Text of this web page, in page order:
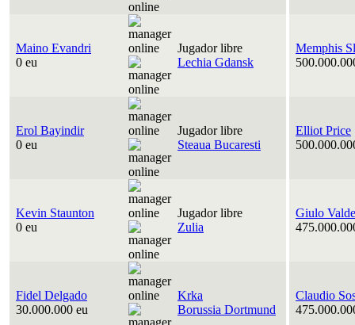
Maino Evandri
0 eu
Jugador libre
Lechia Gdansk
Memphis
Erol Bayindir
0 eu
Jugador libre
Steaua Bucaresti
Elliot Price
Kevin Staunton
0 eu
Jugador libre
Zulia
Giulo
Fidel Delgado
30.000.000 eu
Krka
Borussia Dortmund
Claudio